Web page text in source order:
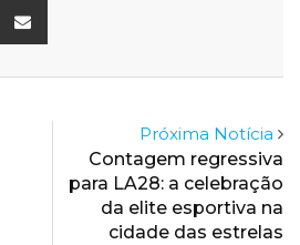
Whatsapp
Próxima Notícia
Contagem regressiva
para LA28: a celebração
da elite esportiva na
cidade das estrelas